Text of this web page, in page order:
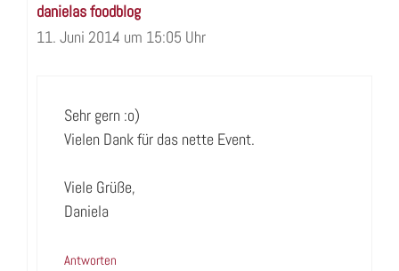
danielas foodblog
11. Juni 2014 um 15:05 Uhr
Sehr gern :o)
Vielen Dank für das nette Event.
Viele Grüße,
Daniela
Antworten